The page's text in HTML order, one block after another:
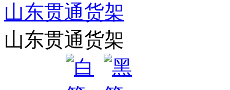
山东贯通货架
山东贯通货架